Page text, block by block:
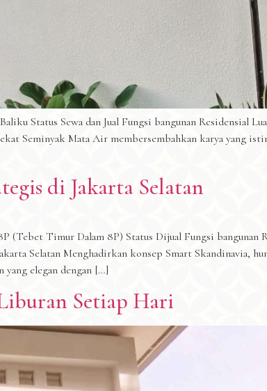
Status Sewa dan Jual Fungsi bangunan Residensial
Seminyak Mata Air membersembahkan karya yang
di Jakarta Selatan
Timur Dalam 8P) Status Dijual Fungsi bangunan
Selatan Menghadirkan konsep Smart Skandinavia,
yang elegan dengan […]
Setiap Hari